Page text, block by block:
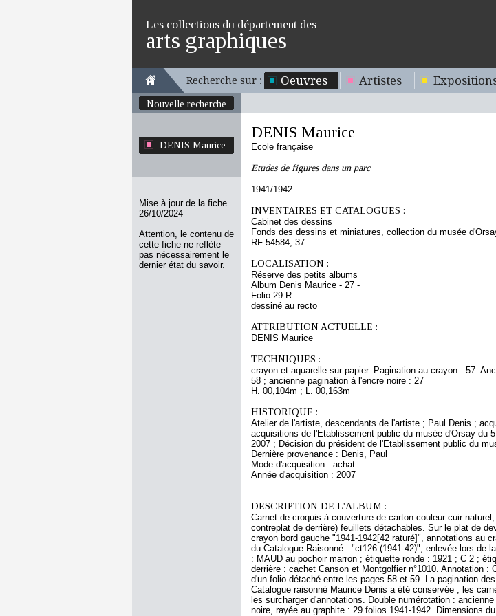
Les collections du département des
arts graphiques
Recherche sur : Oeuvres Artistes
Nouvelle recherche
DENIS Maurice
Mise à jour de la fiche
26/10/2024
Attention, le contenu de
cette fiche ne reflète
pas nécessairement le
dernier état du savoir.
DENIS Maurice
Ecole française
Etudes de figures dans un parc
1941/1942
INVENTAIRES ET CATALOGUES :
Cabinet des dessins
Fonds des dessins et miniatures, collection du musée
RF 54584, 37
LOCALISATION :
Réserve des petits albums
Album Denis Maurice - 27 -
Folio 29 R
dessiné au recto
ATTRIBUTION ACTUELLE :
DENIS Maurice
TECHNIQUES :
crayon et aquarelle sur papier. Pagination au crayon : 57.
58 ; ancienne pagination à l'encre noire : 27
H. 00,104m ; L. 00,163m
HISTORIQUE :
Atelier de l'artiste, descendants de l'artiste ; Paul Denis ;
acquisitions de l'Etablissement public du musée d'Orsay du
2007 ; Décision du président de l'Etablissement public du
Dernière provenance : Denis, Paul
Mode d'acquisition : achat
Année d'acquisition : 2007
DESCRIPTION DE L'ALBUM :
Carnet de croquis à couverture de carton couleur cuir
contreplat de derrière) feuillets détachables. Sur le plat de
crayon bord gauche "1941-1942[42 raturé]", annotations au
du Catalogue Raisonné : "ct126 (1941-42)", enlevée lors de
: MAUD au pochoir marron ; étiquette ronde : 1921 ; C 2 ;
derrière : cachet Canson et Montgolfier n°1010. Annotation
d'un folio détaché entre les pages 58 et 59. La pagination
Catalogue raisonné Maurice Denis a été conservée ; les
les surcharger d'annotations. Double numérotation :
noire, rayée au graphite : 29 folios 1941-1942. Dimensions